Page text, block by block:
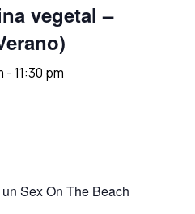
vegetal –
-11:30 pm
Sex On The Beach